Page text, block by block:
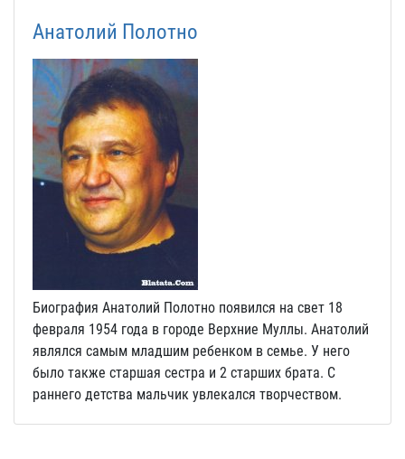
Анатолий Полотно
Биография Анатолий Полотно появился на свет 18
февраля 1954 года в городе Верхние Муллы. Анатолий
являлся самым младшим ребенком в семье. У него
было также старшая сестра и 2 старших брата. С
раннего детства мальчик увлекался творчеством.